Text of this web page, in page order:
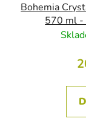
Bohemia
570 ml -